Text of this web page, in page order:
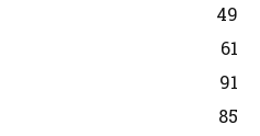
49
61
91
85